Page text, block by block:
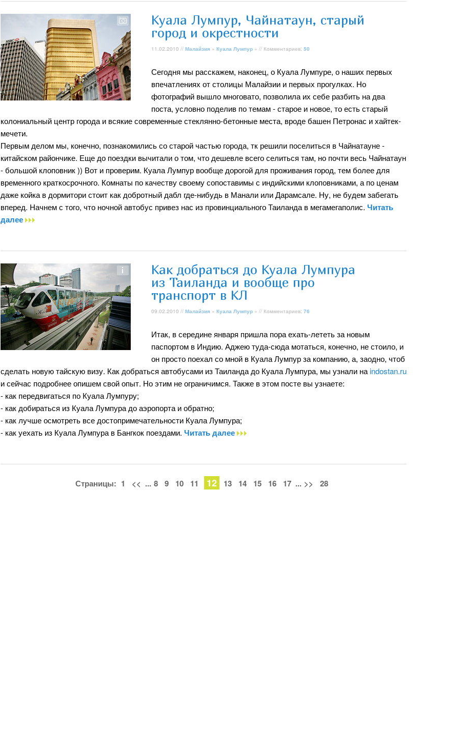
Куала Лумпур, Чайнатаун, старый
город и окрестности
11.02.2010 // Малайзия » Куала Лумпур » // Комментариев: 50
Сегодня мы расскажем, наконец, о Куала Лумпуре, о наших первых
впечатлениях от столицы Малайзии и первых прогулках. Но
фотографий вышло многовато, позволила их себе разбить на два
поста, условно поделив по темам - старое и новое, то есть старый
колониальный центр города и всякие современные стеклянно-бетонные места, вроде башен Петронас и хайтек-
мечети.
Первым делом мы, конечно, познакомились со старой частью города, тк решили поселиться в Чайнатауне -
китайском райончике. Еще до поездки вычитали о том, что дешевле всего селиться там, но почти весь Чайнатаун
- большой клоповник )) Вот и проверим. Куала Лумпур вообще дорогой для проживания город, тем более для
временного краткосрочного. Комнаты по качеству своему сопоставимы с индийскими клоповниками, а по ценам
даже койка в дормитори стоит как добротный дабл где-нибудь в Манали или Дарамсале. Ну, не будем забегать
вперед. Начнем с того, что ночной автобус привез нас из провинциального Таиланда в мегамегаполис. Читать
далее
Как добраться до Куала Лумпура
из Таиланда и вообще про
транспорт в КЛ
09.02.2010 // Малайзия » Куала Лумпур » // Комментариев: 76
Итак, в середине января пришла пора ехать-лететь за новым
паспортом в Индию. Аджею туда-сюда мотаться, конечно, не стоило, и
он просто поехал со мной в Куала Лумпур за компанию, а, заодно, чтоб
сделать новую тайскую визу. Как добраться автобусами из Таиланда до Куала Лумпура, мы узнали наindostan.ru
и сейчас подробнее опишем свой опыт. Но этим не ограничимся. Также в этом посте вы узнаете:
- как передвигаться по Куала Лумпуру;
- как добираться из Куала Лумпура до аэропорта и обратно;
- как лучше осмотреть все достопримечательности Куала Лумпура;
- как уехать из Куала Лумпура в Бангкок поездами. Читать далее
Страницы: 1 << ... 8 9 10 11 12 13 14 15 16 17 ... >> 28